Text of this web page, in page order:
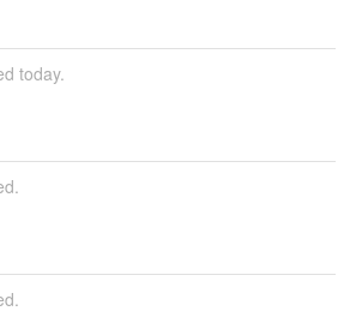
today.